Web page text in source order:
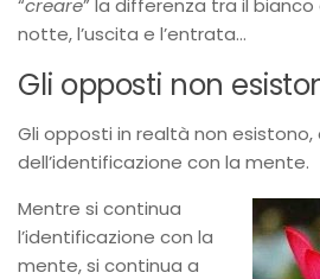
“creare” la differenza tra il bianco
notte, l’uscita e l’entrata…
Gli opposti non
Gli opposti in realtà non
dell’identificazione con la mente.
Mentre si continua
l’identificazione con la
mente, si continua a